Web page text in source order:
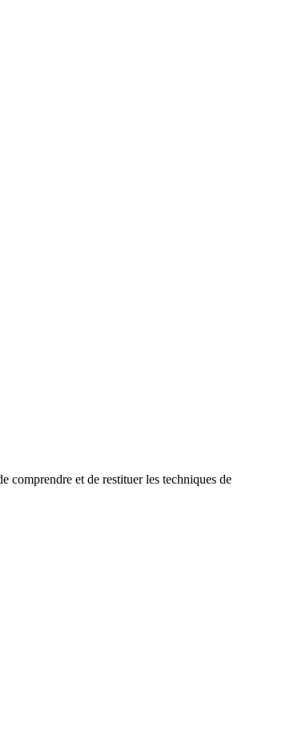
comprendre et de restituer les techniques de